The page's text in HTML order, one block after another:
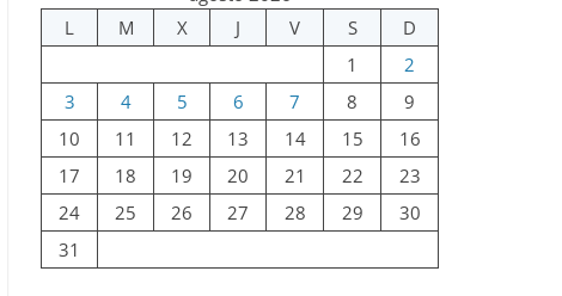
L
M X J V S
D
1
2
3
4 5 6 7 8
9
10
11 12 13 14 15
16
17
18 19 20 21 22
23
24
25 26 27 28 29
30
31